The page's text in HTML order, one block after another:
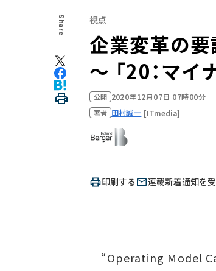
Share 視点
企業変革の要
～ 「20：マ
公開 2020年12月07日 07時00分
著者 田村誠一 [ITmedia]
印刷する 連載新着通知を
“Operating Model